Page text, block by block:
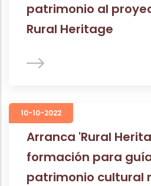
patrimonio al
Rural Heritage
10-10-2022
Arranca 'Rural
formación para
patrimonio cultural